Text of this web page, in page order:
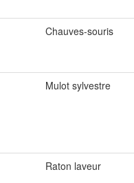
Chauves-souris
Mulot sylvestre
Raton laveur